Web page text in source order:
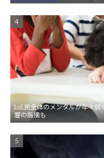
LoL民全体のメンタルが年々
響の指摘も